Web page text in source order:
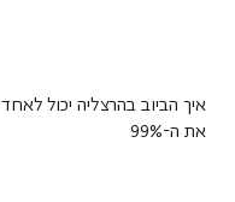
איך הביוב בהרצליה יכול לאחד
את ה-99%